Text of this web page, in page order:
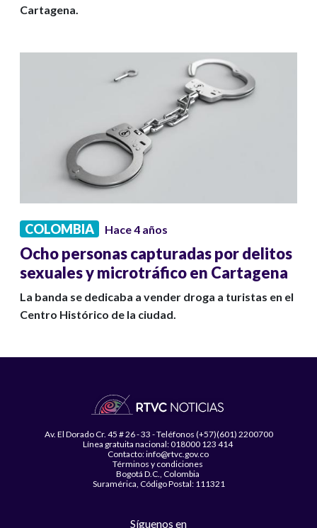
Cartagena.
COLOMBIA Hace 4 años
Ocho personas capturadas por delitos
sexuales y microtráfico en Cartagena
La banda se dedicaba a vender droga a turistas en el
Centro Histórico de la ciudad.
Av. El Dorado Cr. 45 # 26 - 33 - Teléfonos (+57)(601) 2200700
Línea gratuita nacional: 018000 123 414
Contacto: info@rtvc.gov.co
Términos y condiciones
Bogotá D.C., Colombia
Suramérica, Código Postal: 111321
Síguenos en